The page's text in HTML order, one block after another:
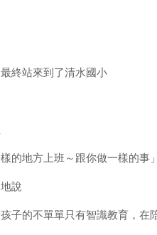
終站來到了清水國小
的地方上班～跟你做一樣的事」
說
子的不單單只有智識教育，